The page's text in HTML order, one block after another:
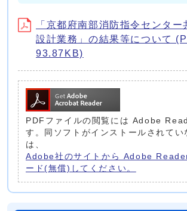
「京都府南部消防指令センター
設計業務」の結果等について
93.87KB)
PDFファイルの閲覧には Adobe
す。同ソフトがインストールされてい
は、
Adobe社のサイトから Adobe
ード(無償)してください。